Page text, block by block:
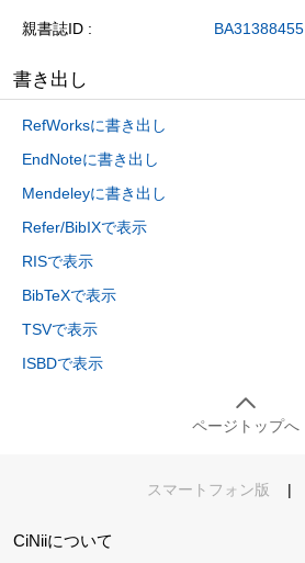
親書誌ID BA31388455
書き出し
RefWorksに書き出し
EndNoteに書き出し
Mendeleyに書き出し
Refer/BibIXで表示
RISで表示
BibTeXで表示
TSVで表示
ISBDで表示
ページトップへ
スマートフォン版 |
CiNiiについて